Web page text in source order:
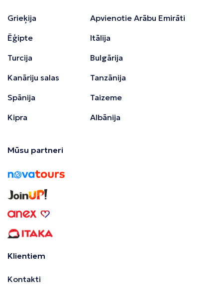
Grieķija
Ēģipte
Turcija
Kanāriju salas
Spānija
Kipra
Apvienotie Arābu Emirāti
Itālija
Bulgārija
Tanzānija
Taizeme
Albānija
Mūsu partneri
Klientiem
Kontakti